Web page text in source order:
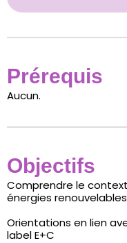
Prérequis
Aucun.
Objectifs
Comprendre le
énergies
Orientations en lien
label E+C